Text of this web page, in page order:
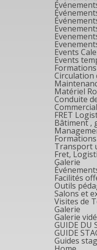
Events
Events
Formations
Circulation
Matériel
Conduite
FRET
Bâtiment ,
Transport
Fret,
Galerie
Facilités
Outils
Salons et
Visites de
Galerie
Galerie
GUIDE DU
GUIDE
Guides